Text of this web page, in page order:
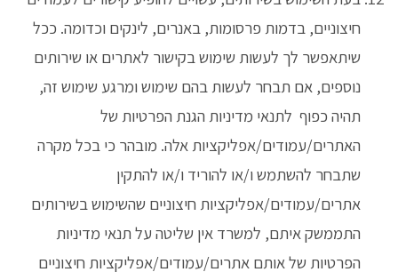
חיצוניים, בדמות פרסומות, באנרים, לינקים וכדומה. ככל
שיתאפשר לך לעשות שימוש בקישור לאתרים או שירותים
נוספים, אם תבחר לעשות בהם שימוש ומרגע שימוש זה,
תהיה כפוף לתנאי מדיניות הגנת הפרטיות של
האתרים/עמודים/אפליקציות אלה. מובהר כי בכל מקרה
שתבחר להשתמש ו/או להוריד ו/או להתקין
אתרים/עמודים/אפליקציות חיצוניים שהשימוש בשירותים
התממשק איתם, למשרד אין שליטה על תנאי מדיניות
הפרטיות של אותם אתרים/עמודים/אפליקציות חיצוניים